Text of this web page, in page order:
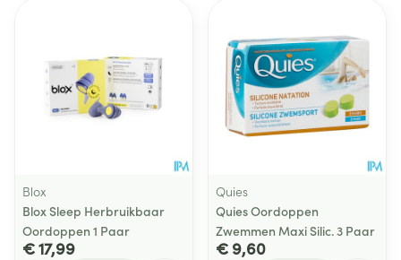
Blox
Blox Sleep Herbruikbaar
Oordoppen 1 Paar
€ 17,99
Quies
Quies Oordoppen
Zwemmen Maxi Silic. 3 Paar
€ 9,60